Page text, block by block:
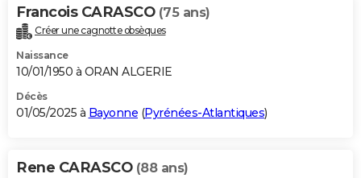
Francois CARASCO (75 ans)
Créer une cagnotte obsèques
Naissance
10/01/1950 à ORAN ALGERIE
Décès
01/05/2025 à Bayonne (Pyrénées-Atlantiques)
Rene CARASCO (88 ans)